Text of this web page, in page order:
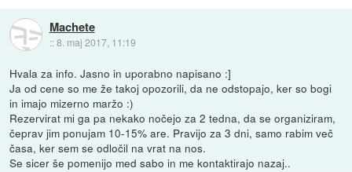
Machete
::8. maj 2017, 11:19
Hvala za info. Jasno in uporabno napisano :]
Ja od cene so me že takoj opozorili, da ne odstopajo, ker so bogi
in imajo mizerno maržo :)
Rezervirat mi ga pa nekako nočejo za 2 tedna, da se organiziram,
čeprav jim ponujam 10-15% are. Pravijo za 3 dni, samo rabim več
časa, ker sem se odločil na vrat na nos.
Se sicer še pomenijo med sabo in me kontaktirajo nazaj..